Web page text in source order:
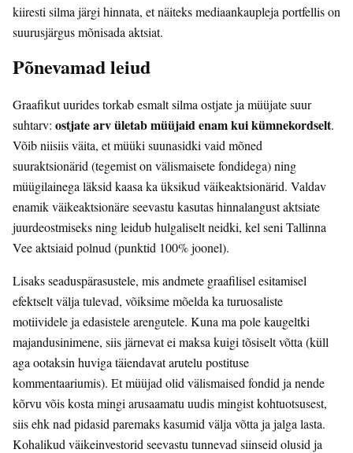
kiiresti silma järgi hinnata, et näiteks mediaankaupleja portfellis on
suurusjärgus mõnisada aktsiat.
Põnevamad leiud
Graafikut uurides torkab esmalt silma ostjate ja müüjate suur
suhtarv: ostjate arv ületab müüjaid enam kui kümnekordselt.
Võib niisiis väita, et müüki suunasidki vaid mõned
suuraktsionärid (tegemist on välismaisete fondidega) ning
müügilainega läksid kaasa ka üksikud väikeaktsionärid. Valdav
enamik väikeaktsionäre seevastu kasutas hinnalangust aktsiate
juurdeostmiseks ning leidub hulgaliselt neidki, kel seni Tallinna
Vee aktsiaid polnud (punktid 100% joonel).
Lisaks seaduspärasustele, mis andmete graafilisel esitamisel
efektselt välja tulevad, võiksime mõelda ka turuosaliste
motiividele ja edasistele arengutele. Kuna ma pole kaugeltki
majandusinimene, siis järnevat ei maksa kuigi tõsiselt võtta (küll
aga ootaksin huviga täiendavat arutelu postituse
kommentaariumis). Et müüjad olid välismaised fondid ja nende
kõrvu võis kosta mingi arusaamatu uudis mingist kohtuotsusest,
siis ehk nad pidasid paremaks kasumid välja võtta ja jalga lasta.
Kohalikud väikeinvestorid seevastu tunnevad siinseid olusid ja